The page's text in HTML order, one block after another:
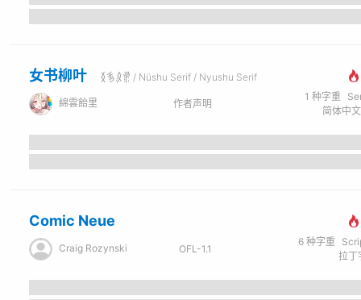
女书柳叶 𛆁𛈬𛇋𛋒 / Nüshu Serif / Nyushu Serif
綿雲飴里 作者声明
1 种字重
Comic Neue
Craig Rozynski OFL-1.1
6种字重
拉丁